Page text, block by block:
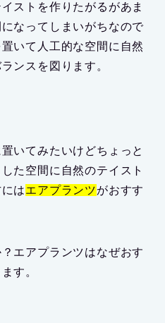
ストを作りたがるがあま
なってしまいがちなので
いて人工的な空間に自然
ンスを図ります。
いてみたいけどちょっと
た空間に自然のテイスト
はエアプランツがおすす
エアプランツはなぜおす
す。